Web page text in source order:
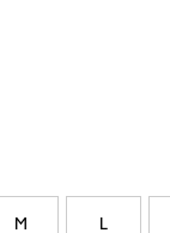
M L